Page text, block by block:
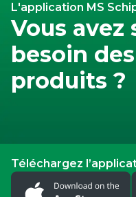
L'application MS
Vous avez
besoin
produits ?
Téléchargez